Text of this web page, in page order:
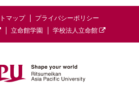
マップ
プライバシーポリシー
立命館学園 学校法人立命館